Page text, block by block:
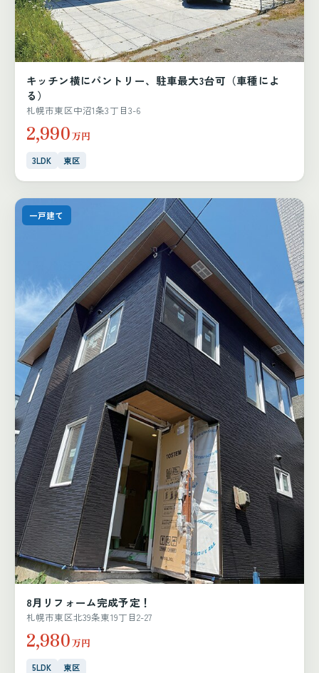
キッチン横にパントリー、駐車最大3台可（車種によ
る）
札幌市東区中沼1条3丁目3-6
2,990万円
3LDK 東区
一戸建て
8月リフォーム完成予定！
札幌市東区北39条東19丁目2-27
2,980万円
5LDK 東区